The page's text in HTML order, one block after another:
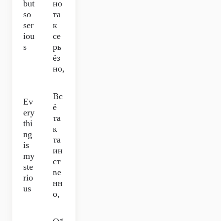
but
so
ser
iou
s
но
та
к
се
рь
ёз
но,
Ev
ery
thi
ng
is
my
ste
rio
us
Вс
ё
та
к
та
ин
ст
ве
нн
о,